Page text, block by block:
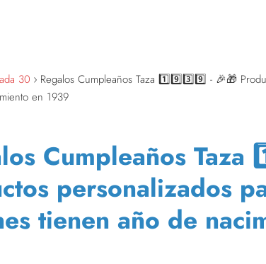
30
Regalos Cumpleaños Taza 1️⃣9️⃣3️⃣9️⃣ - 🎉🎁
en 1939
Cumpleaños Taza
personalizados
tienen año de